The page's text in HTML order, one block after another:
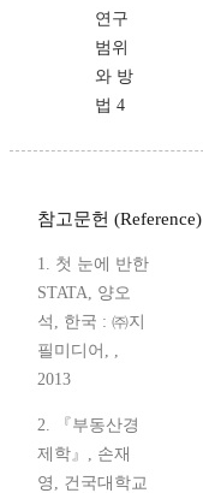
연구
범위
와 방
법 4
참고문헌 (Reference)
1. 첫 눈에 반한
STATA, 양오
석, 한국 : ㈜지
필미디어, ,
2013
2. 『부동산경
제학』, 손재
영, 건국대학교